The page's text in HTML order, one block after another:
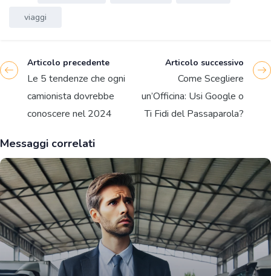
viaggi
Articolo precedente
Le 5 tendenze che ogni
camionista dovrebbe
conoscere nel 2024
Articolo successivo
Come Scegliere
un’Officina: Usi Google o
Ti Fidi del Passaparola?
Messaggi correlati